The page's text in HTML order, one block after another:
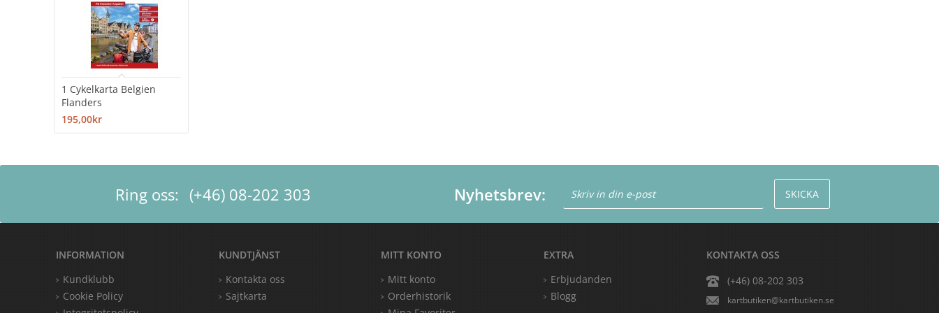
1 Cykelkarta Belgien
Flanders
195,00kr
Ring oss: (+46) 08-202 303 Nyhetsbrev:
KONTAKTA OSS
(+46) 08-202 303
kartbutiken@kartbutiken.se
EXTRA
Erbjudanden
Blogg
MITT KONTO
Mitt konto
Orderhistorik
KUNDTJÄNST
Kontakta oss
Sajtkarta
INFORMATION
Kundklubb
Cookie Policy